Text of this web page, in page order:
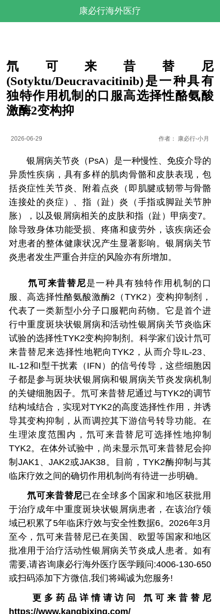
康必行海外医疗
氘可来昔替尼
(Sotyktu/Deucravacitinib)是一种具有
独特作用机制的口服高选择性酪氨酸
激酶2变构抑
2026-06-29 作者： 康必行-小月
银屑病关节炎（PsA）是一种慢性、免疫介导的
异质性疾病，具有多样的肌肉骨骼和皮肤表现，包
括炎症性关节炎、附着点炎（即肌腱或韧带与骨骼
连接处的炎症）、指（趾）炎（手指或脚趾关节肿
胀），以及银屑病相关的皮肤和指（趾）甲病变7。
除导致身体功能受损、疼痛和疲劳外，该疾病还会
对患者的整体健康状况产生显著影响。银屑病关节
炎患者发生严重合并症的风险亦有所增加。
氘可来昔替尼是一种具有独特作用机制的口
服、高选择性酪氨酸激酶2（TYK2）变构抑制剂，
代表了一类新型小分子口服靶向药物。它是首个进
行中重度斑块状银屑病和活动性银屑病关节炎临床
试验的选择性TYK2变构抑制剂。科学家们设计氘可
来昔替尼来选择性地靶向TYK2，从而介导IL-23、
IL-12和I型干扰素（IFN）的信号传导，这些细胞因
子都是参与斑块状银屑病和银屑病关节炎发病机制
的关键细胞因子。氘可来昔替尼通过与TYK2的调节
结构域结合，实现对TYK2的高度选择性作用，并诱
导其变构抑制，从而调控其下游信号转导功能。在
生理浓度范围内，氘可来昔替尼可选择性地抑制
TYK2。在体外试验中，尚未显示氘可来昔替尼会抑
制JAK1、JAK2或JAK38。目前，TYK2酶抑制与其
临床疗效之间的确切作用机制尚有待进一步明确。
氘可来昔替尼已在全球多个国家和地区获批用
于治疗成年中重度斑块状银屑病患者，在该治疗领
域已积累了5年临床疗效与安全性数据6。2026年3月
至今，氘可来昔替尼已在美国、欧盟等国家和地区
批准用于治疗活动性银屑病关节炎成人患者。如有
需要,请咨询康必行海外医疗医学顾问:4006-130-650
或扫码添加下方微信,我们将竭诚为您服务!
更多药品详情请访问氘可来昔替尼
https://www.kangbixing.com/